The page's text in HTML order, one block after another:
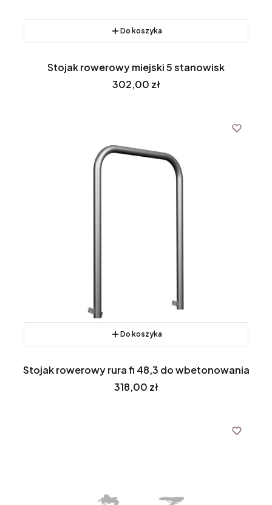
Do koszyka
Stojak rowerowy miejski 5 stanowisk
Cena
302,00 zł
Do koszyka
Stojak rowerowy rura fi 48,3 do wbetonowania
Cena
318,00 zł